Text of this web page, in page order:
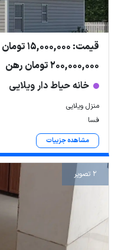
قیمت: 15,000,000 تومان اجاره
200,000,000 تومان رهن
خانه حیاط دار ویلایی
منزل ویلایی
فسا
مشاهده جزییات
2 تصویر